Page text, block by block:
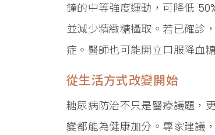
鐘的中等強度運動，可降低
並減少精緻糖攝取。若已確診
症。醫師也可能開立口服降血
從生活方式改變開始
糖尿病防治不只是醫療議題，
變都能為健康加分。專家建議